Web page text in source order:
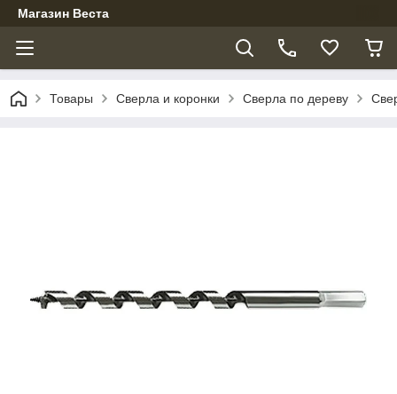
Магазин Веста
Товары Сверла и коронки Сверла по дереву